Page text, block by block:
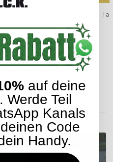
H.O.C.K.
SORTIMENT
auf deine
Werde Teil
Kanals
Code
Handy.